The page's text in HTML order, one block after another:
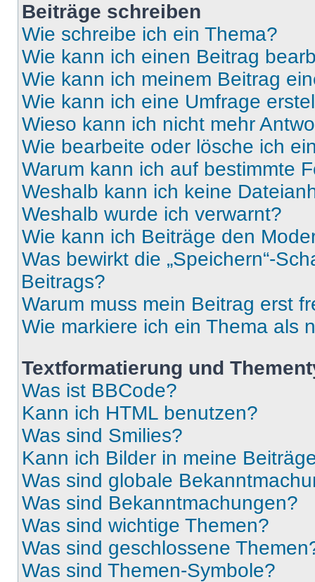
Beiträge schreiben
Wie schreibe ich ein Thema?
Wie kann ich einen Beitrag
Wie kann ich meinem Beitrag
Wie kann ich eine Umfrage
Wieso kann ich nicht mehr
Wie bearbeite oder lösche ich
Warum kann ich auf bestimmte
Weshalb kann ich keine
Weshalb wurde ich verwarnt?
Wie kann ich Beiträge den
Was bewirkt die „Speichern“-
Beitrags?
Warum muss mein Beitrag erst
Wie markiere ich ein Thema als
Textformatierung und
Was ist BBCode?
Kann ich HTML benutzen?
Was sind Smilies?
Kann ich Bilder in meine
Was sind globale
Was sind Bekanntmachungen?
Was sind wichtige Themen?
Was sind geschlossene
Was sind Themen-Symbole?